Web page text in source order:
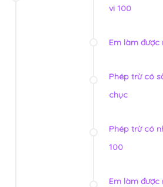
vi 100
Em làm được
Phép trừ có
chục
Phép trừ có
100
Em làm được